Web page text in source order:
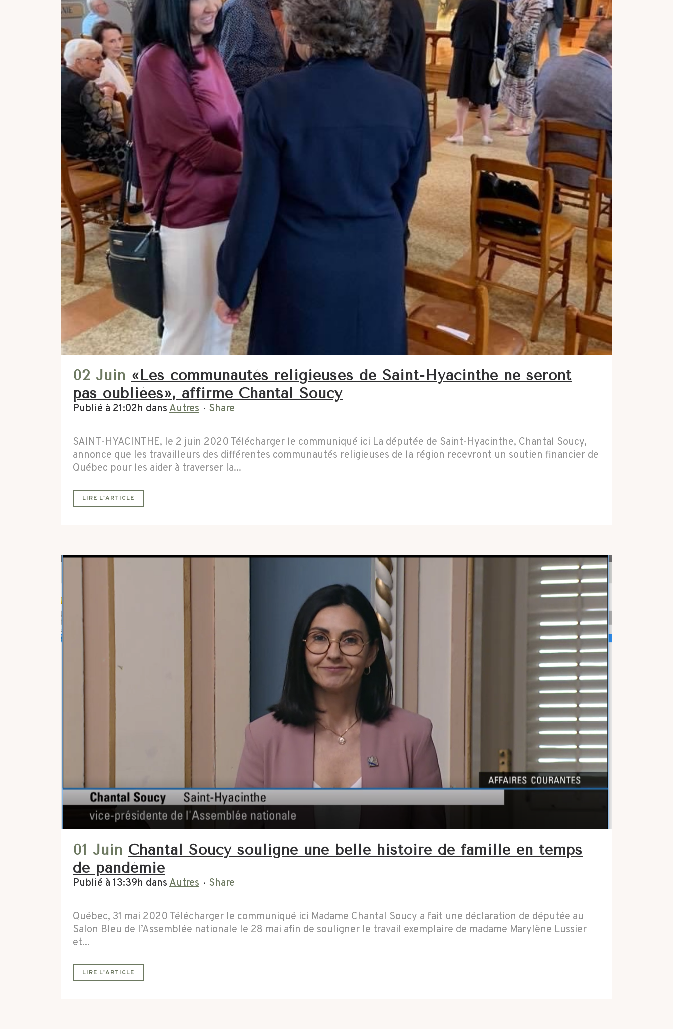
02 Juin «Les communautés religieuses de Saint-Hyacinthe ne seront
pas oubliées», affirme Chantal Soucy
Publié à 21:02h dansAutres Share
SAINT-HYACINTHE, le 2 juin 2020 Télécharger le communiqué ici La députée de Saint-Hyacinthe, Chantal Soucy,
annonce que les travailleurs des différentes communautés religieuses de la région recevront un soutien financier de
Québec pour les aider à traverser la...
LIRE L'ARTICLE
01 Juin Chantal Soucy souligne une belle histoire de famille en temps
de pandémie
Publié à 13:39h dansAutres Share
Québec, 31 mai 2020 Télécharger le communiqué ici Madame Chantal Soucy a fait une déclaration de députée au
Salon Bleu de l’Assemblée nationale le 28 mai afin de souligner le travail exemplaire de madame Marylène Lussier
et...
LIRE L'ARTICLE